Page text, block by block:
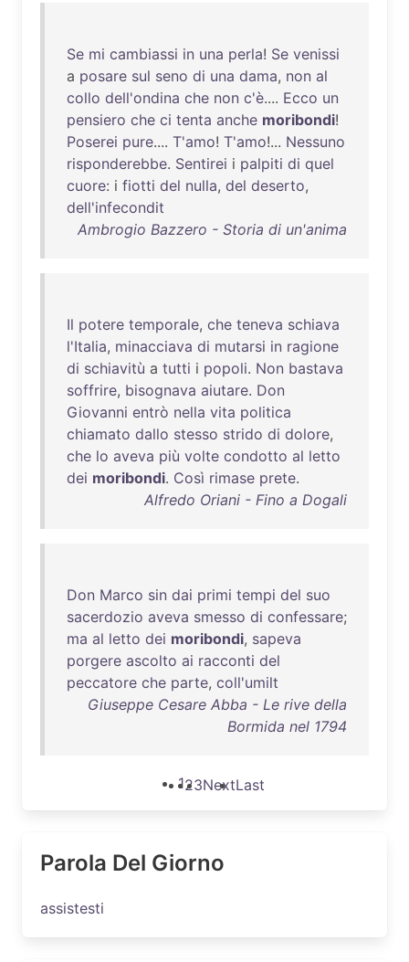
Se mi cambiassi in una perla! Se venissi
a posare sul seno di una dama, non al
collo dell'ondina che non c'è.... Ecco un
pensiero che ci tenta anche moribondi!
Poserei pure.... T'amo! T'amo!... Nessuno
risponderebbe. Sentirei i palpiti di quel
cuore: i fiotti del nulla, del deserto,
dell'infecondit
Ambrogio Bazzero - Storia di un'anima
Il potere temporale, che teneva schiava
l'Italia, minacciava di mutarsi in ragione
di schiavitù a tutti i popoli. Non bastava
soffrire, bisognava aiutare. Don
Giovanni entrò nella vita politica
chiamato dallo stesso strido di dolore,
che lo aveva più volte condotto al letto
dei moribondi. Così rimase prete.
Alfredo Oriani - Fino a Dogali
Don Marco sin dai primi tempi del suo
sacerdozio aveva smesso di confessare;
ma al letto dei moribondi, sapeva
porgere ascolto ai racconti del
peccatore che parte, coll'umilt
Giuseppe Cesare Abba - Le rive della
Bormida nel 1794
123NextLast
Parola Del Giorno
assistesti